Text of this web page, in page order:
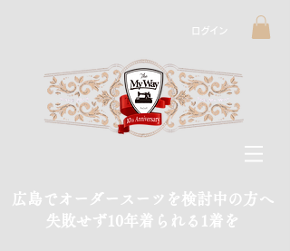
ログイン
広島でオーダースーツを検討中の方へ
​失敗せず10年着られる1着を